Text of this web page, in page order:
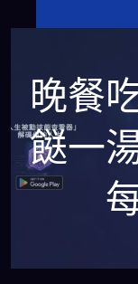
晚餐
餸一